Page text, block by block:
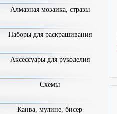
Алмазная мозаика, стразы
Наборы для раскрашивания
Аксессуары для рукоделия
Схемы
Канва, мулине, бисер